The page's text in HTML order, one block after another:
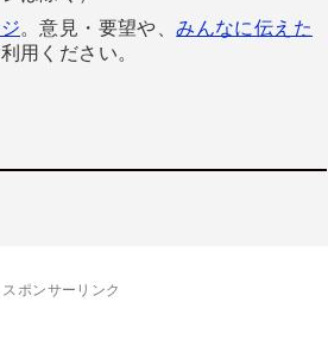
。意見・要望や、みんなに伝えた
用ください。
スポンサーリンク